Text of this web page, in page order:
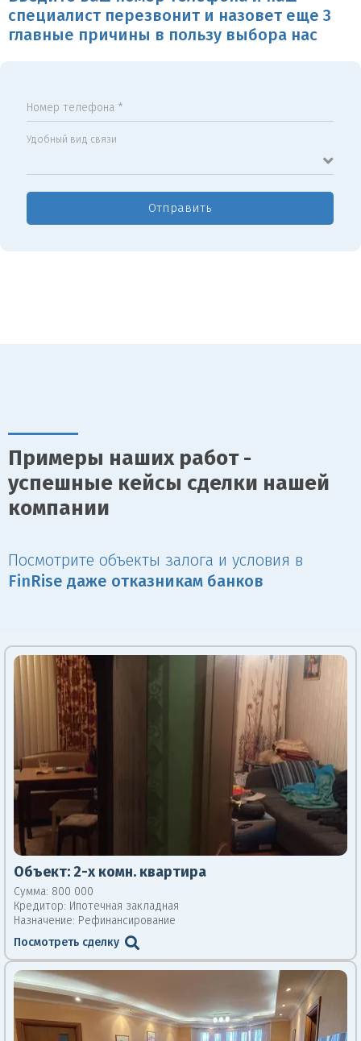
специалист перезвонит и назовет еще 3
главные причины в пользу выбора нас
Номер телефона *
Удобный вид связи
Отправить
Примеры наших работ -
успешные кейсы сделки нашей
компании
Посмотрите объекты залога и условия в
Fin Rise даже отказникам банков
Объект: 2-х комн. квартира
Сумма: 800 000
Кредитор: Ипотечная закладная
Назначение: Рефинансирование
Посмотреть сделку